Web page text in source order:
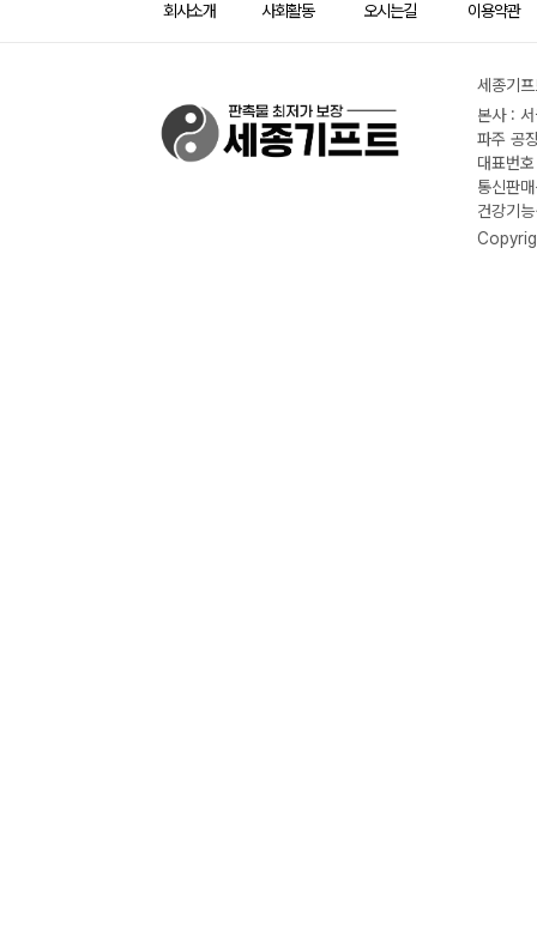
회사소개 사회활동 오시는길 이용약관
세종기
본사 :
파주 공
대표번
통신판
건강기